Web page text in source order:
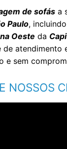
de sofása
Paulo, incluindo
Oeste da
de atendimento
e sem
NOSSOS